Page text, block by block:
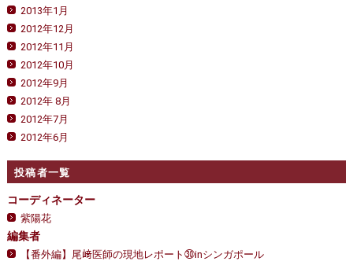
2013年1月
2012年12月
2012年11月
2012年10月
2012年9月
2012年 8月
2012年7月
2012年6月
投稿者一覧
コーディネーター
紫陽花
編集者
【番外編】尾﨑医師の現地レポート㉚inシンガポール